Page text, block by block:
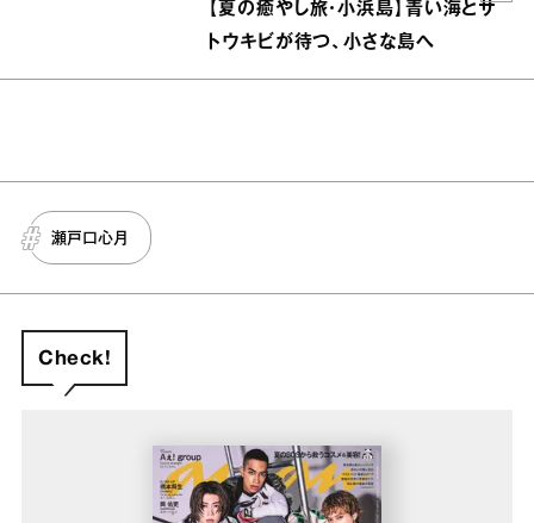
【夏の癒やし旅・小浜島】青い海とサ
トウキビが待つ、小さな島へ
瀬戸口心月
Check!